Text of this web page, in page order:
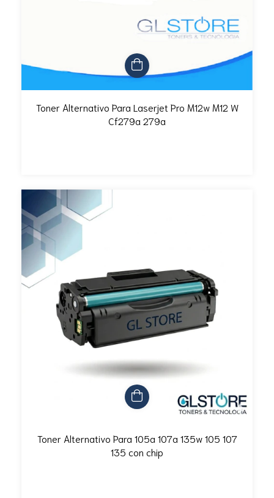
Toner Alternativo Para Laserjet Pro M12w M12 W
Cf279a 279a
Toner Alternativo Para 105a 107a 135w 105 107
135 con chip